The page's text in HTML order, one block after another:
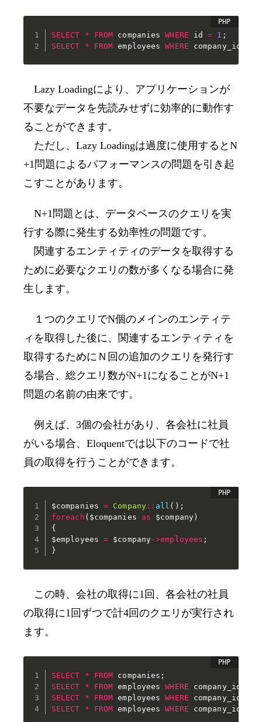
SELECT * FROM companies WHERE id = 1 ;
SELECT
* FROM employees WHERE company_id
Lazy Loadingにより、アプリケーションが
不要なデータを先読みせずに効率的に動作す
ることができます。
ただし、Lazy Loadingは過度に使用するとN
+1問題によるパフォーマンスの問題を引き起
こすことがあります。
N+1問題とは、データベースのクエリを実
行する際に発生する効率性の問題です。
関連するエンティティのデータを取得する
ために必要なクエリの数が多くなる場合に発
生します。
１つのクエリでN個のメインのエンティテ
ィを取得した後に、関連するエンティティを
取得するためにＮ回の追加のクエリを発行す
る場合、総クエリ数がN+1になることがN+1
問題の名前の由来です。
例えば、3個の会社があり、各会社に社員
がいる場合、Eloquentでは以下のコードで社
員の取得を行うことができます。
$companies = Company:: all ( ) ;
foreach ( $companies as $company)
{
$employees
= $company->employees ;
}
この時、会社の取得に1 回、各会社の社員
の取得に1 回ずつで計4回のクエリが実行され
ます。
SELECT * FROM companies ;
SELECT
* FROM employees WHERE company_id
SELECT
* FROM employees WHERE company_id
SELECT
* FROM employees WHERE company_id